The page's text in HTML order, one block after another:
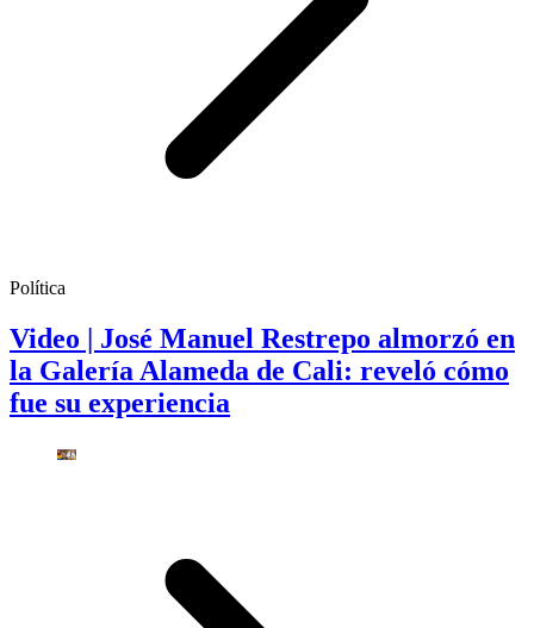
Política
Video | José Manuel Restrepo almorzó en
la Galería Alameda de Cali: reveló cómo
fue su experiencia